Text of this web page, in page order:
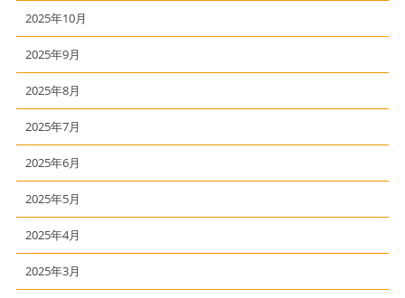
2025年10月
2025年9月
2025年8月
2025年7月
2025年6月
2025年5月
2025年4月
2025年3月